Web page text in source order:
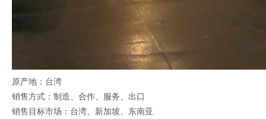
原产地：台湾
销售方式：制造、合作、服务、出口
销售目标市场：台湾、新加坡、东南亚